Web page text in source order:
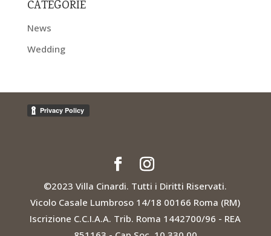
CATEGORIE
News
Wedding
©2023 Villa Cinardi. Tutti i Diritti Riservati.
Vicolo Casale Lumbroso 14/18 00166 Roma (RM)
Iscrizione C.C.I.A.A. Trib. Roma 1442700/96 - REA